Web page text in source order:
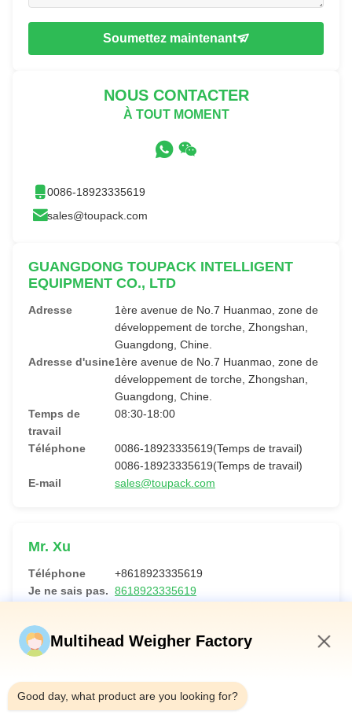
Soumettez maintenant
NOUS CONTACTER
À TOUT MOMENT
0086-18923335619
sales@toupack.com
GUANGDONG TOUPACK INTELLIGENT
EQUIPMENT CO., LTD
Adresse
1ère avenue de No.7 Huanmao, zone de
développement de torche, Zhongshan,
Guangdong, Chine.
Adresse d'usine1ère avenue de No.7 Huanmao, zone de
développement de torche, Zhongshan,
Guangdong, Chine.
Temps de
travail
08:30-18:00
Téléphone
0086-18923335619(Temps de travail)
0086-18923335619(Temps de travail)
E-mail
sales@toupack.com
Mr. Xu
Téléphone
+8618923335619
Je ne sais pas. 8618923335619
WeChat.
E-mail sales@toupack.com
Multihead Weigher Factory
Good day, what product are you looking for?